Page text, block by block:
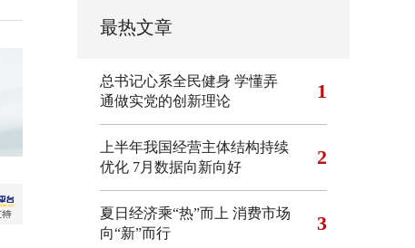
最热文章
总书记心系全民健身 学懂弄
通做实党的创新理论
1
上半年我国经营主体结构持续
优化 7月数据向新向好 2
夏日经济乘“热”而上 消费市场
向“新”而行
3